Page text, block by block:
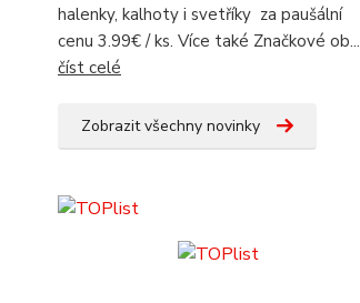
halenky, kalhoty i svetříky za paušální
cenu 3.99€ / ks. Více také Značkové ob...
číst celé
Zobrazit všechny novinky